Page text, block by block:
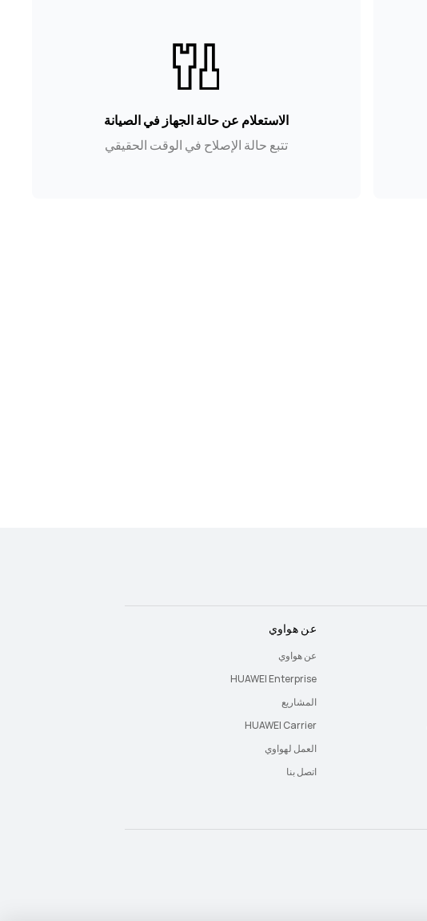
الاستعلام عن حالة الجهاز في الصيانة
تتبع حالة الإصلاح في الوقت الحقيقي
عن هواوي
عن هواوي
HUAWEI Enterprise
المشاريع
HUAWEI Carrier
العمل لهواوي
اتصل بنا